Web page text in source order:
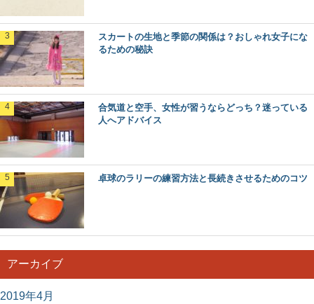
スカートの生地と季節の関係は？おしゃれ女子にな
るための秘訣
合気道と空手、女性が習うならどっち？迷っている
人へアドバイス
卓球のラリーの練習方法と長続きさせるためのコツ
アーカイブ
2019年4月